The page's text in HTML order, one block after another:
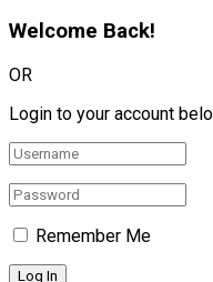
Welcome Back!
OR
Login to your account
Remember Me